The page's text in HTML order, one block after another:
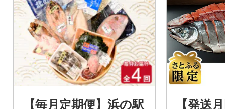
【毎月定期便】浜の駅
【発送